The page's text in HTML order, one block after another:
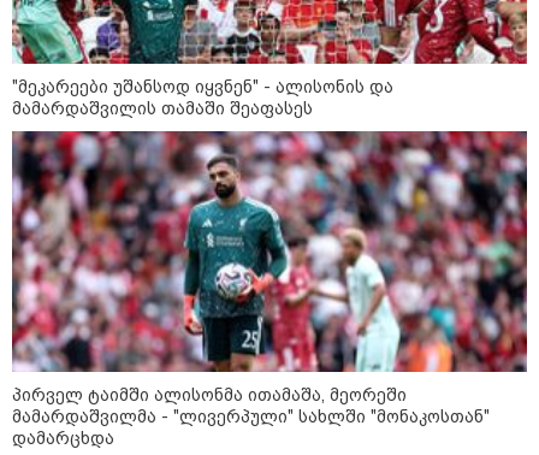
ხანძარი - რუსეთმა კიევზე
იერიში ბალისტიკური
რაკეტებით მიიტანა
14:13 / 04-08-2026
მორიგი თავდასხმა რუსეთში,
ნავთობგადამამუშავებელ
ქარხანაზე - რა დეტალებია
ცნობილი
კატეგორიის ყველა სიახლე
"მეკარეები უშანსოდ იყვნენ" - ალისონის და
მამარდაშვილის თამაში შეაფასეს
პირველ ტაიმში ალისონმა ითამაშა, მეორეში
მამარდაშვილმა - "ლივერპული" სახლში "მონაკოსთან"
დამარცხდა